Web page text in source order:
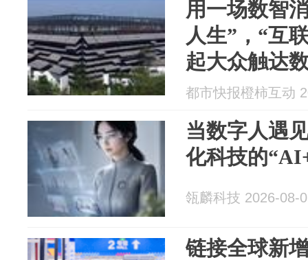
用一场数智
人生”，“互
起大众触达
都市快报橙柿互动
当数字人遇
化科技的
瓴麟科技 2026-08-
链接全球新